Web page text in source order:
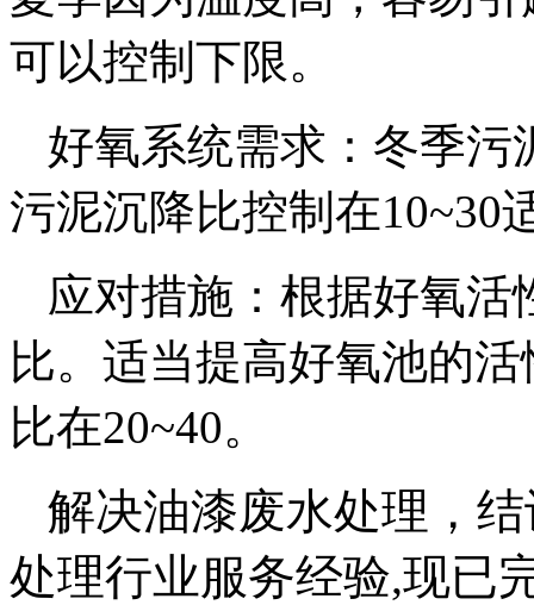
可以控制下限。
好氧系统需求：冬季污
污泥沉降比控制在10~30
应对措施：根据好氧
比。适当提高好氧池的
比在20~40。
解决油漆废水处理 ，
处理行业服务经验,现已